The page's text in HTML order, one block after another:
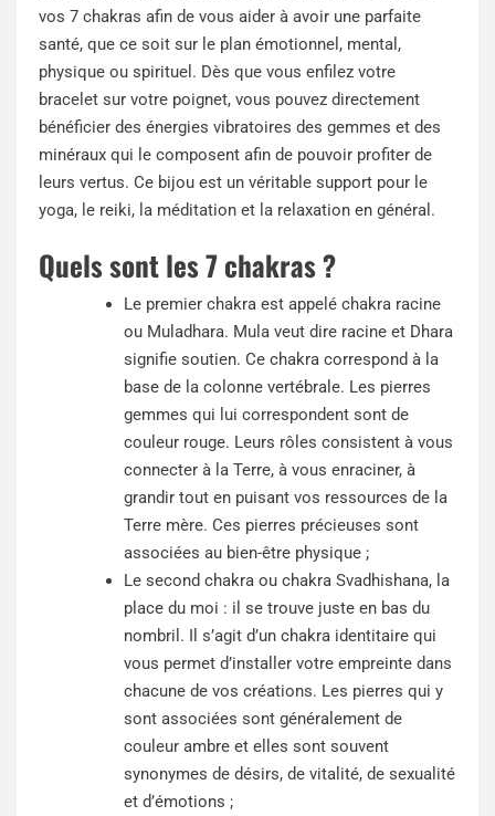
vos 7 chakras afin de vous aider à avoir une parfaite
santé, que ce soit sur le plan émotionnel, mental,
physique ou spirituel. Dès que vous enfilez votre
bracelet sur votre poignet, vous pouvez directement
bénéficier des énergies vibratoires des gemmes et des
minéraux qui le composent afin de pouvoir profiter de
leurs vertus. Ce bijou est un véritable support pour le
yoga, le reiki, la méditation et la relaxation en général.
Quels sont les 7 chakras ?
Le premier chakra est appelé chakra racine
ou Muladhara. Mula veut dire racine et Dhara
signifie soutien. Ce chakra correspond à la
base de la colonne vertébrale. Les pierres
gemmes qui lui correspondent sont de
couleur rouge. Leurs rôles consistent à vous
connecter à la Terre, à vous enraciner, à
grandir tout en puisant vos ressources de la
Terre mère. Ces pierres précieuses sont
associées au bien-être physique ;
Le second chakra ou chakra Svadhishana, la
place du moi : il se trouve juste en bas du
nombril. Il s’agit d’un chakra identitaire qui
vous permet d’installer votre empreinte dans
chacune de vos créations. Les pierres qui y
sont associées sont généralement de
couleur ambre et elles sont souvent
synonymes de désirs, de vitalité, de sexualité
et d’émotions ;